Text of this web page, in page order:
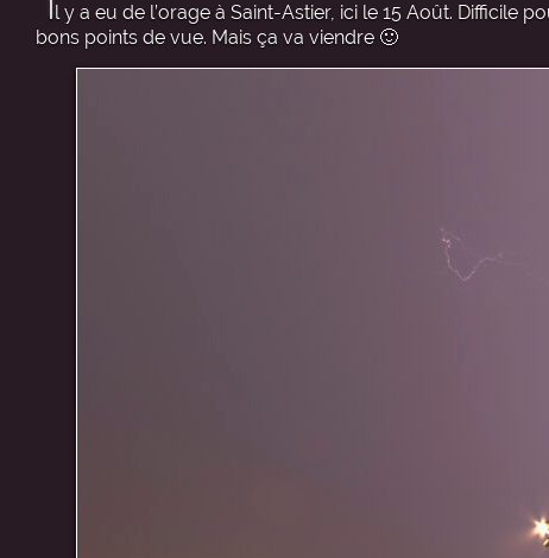
Il y a eu de l’orage à Saint-Astier, ici le 15 Août. Difficile
bons points de vue. Mais ça va viendre 🙂